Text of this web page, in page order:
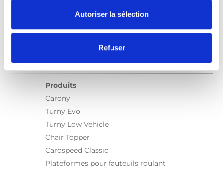
Autoriser la sélection
Refuser
Produits
Carony
Turny Evo
Turny Low Vehicle
Chair Topper
Carospeed Classic
Plateformes pour fauteuils roulant